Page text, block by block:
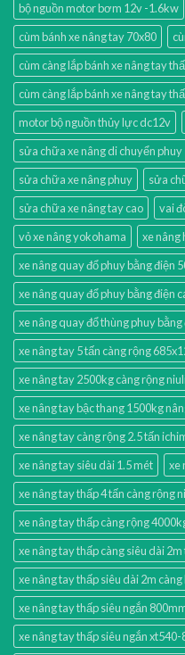
bộ nguồn motor bơm 12v -1.6kw
cùm bánh xe nâng tay 70x80
cùm càng lắp bánh xe nâng tay
cùm càng lắp bánh xe nâng tay
motor bộ nguồn thủy lực dc12v
sửa chữa xe nâng di chuyển phuy
sửa chữa xe nâng phuy
sửa
sửa chữa xe nâng tay cao
vai
vỏ xe nâng yokohama
xe nâng
xe nâng quay đổ phuy bằng điện
xe nâng quay đổ phuy bằng điện
xe nâng quay đổ thùng phuy
xe nâng tay 5 tấn càng rộng
xe nâng tay 2500kg càng rộng
xe nâng tay bậc thang 1500kg
xe nâng tay càng rộng 2.5 tấn
xe nâng tay siêu dài 1.5 mét
xe
xe nâng tay thấp 4 tấn càng rộng
xe nâng tay thấp càng rộng
xe nâng tay thấp càng siêu dài
xe nâng tay thấp siêu dài 2m càng
xe nâng tay thấp siêu ngắn
xe nâng tay thấp siêu ngắn